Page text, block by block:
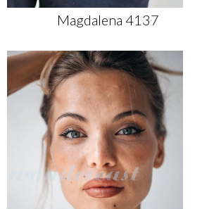
Magdalena 4137